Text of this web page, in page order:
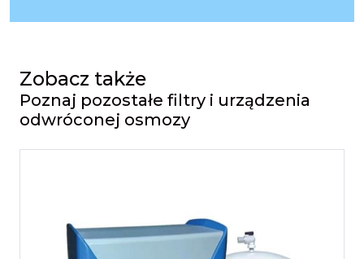
Zobacz także
Poznaj pozostałe filtry i urządzenia
odwróconej osmozy